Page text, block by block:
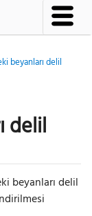
beyanları delil
delil
beyanları delil